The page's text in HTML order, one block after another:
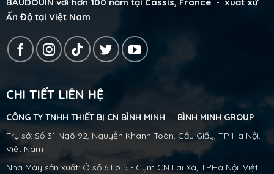
Ấn Độ tại Việt Nam
CHI TIẾT LIÊN HỆ
CÔNG TY TNHH THIẾT BỊ CN BÌNH MINH BÌNH MINH GROUP
Trụ sở: Số 31 Ngõ 92, Nguyễn Khánh Toàn, Cầu Giấy, TP Hà Nội,
Việt Nam
Nhà Máy sản xuất: Ô số 6 Lô 5 - Cụm CN Lai Xá, TPHà Nội. Việt